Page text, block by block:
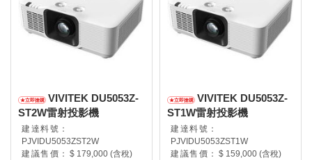
VIVITEK DU5053Z-
ST2W雷射投影機
建達料號：
PJVIDU5053ZST2W
建議售價： $ 179,000 (含稅)
VIVITEK DU5053Z-
ST1W雷射投影機
建達料號：
PJVIDU5053ZST1W
建議售價： $ 159,000 (含稅)